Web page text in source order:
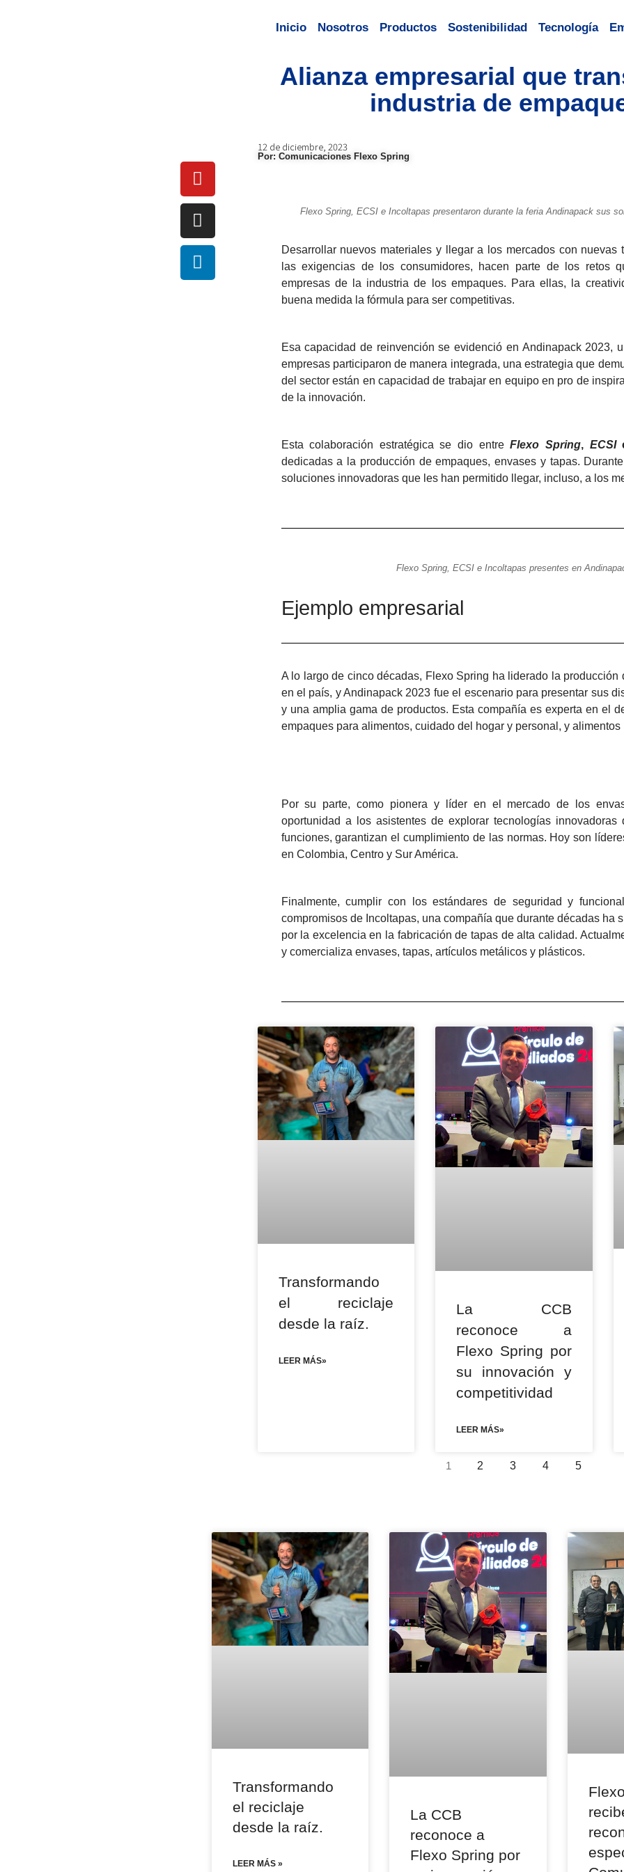
Inicio Nosotros Productos Sostenibilidad Tecnología
Alianza empresarial que
industria de
Por: Comunicaciones Flexo Spring
12 de diciembre, 2023
Flexo Spring, ECSI e Incoltapas presentaron durante la feria Andinapack sus
Desarrollar nuevos materiales y llegar a los mercados con nuevas
las exigencias de los consumidores, hacen parte de los retos
empresas de la industria de los empaques. Para ellas, la
buena medida la fórmula para ser competitivas.
Esa capacidad de reinvención se evidenció en Andinapack 2023,
empresas participaron de manera integrada, una estrategia que
del sector están en capacidad de trabajar en equipo en pro de
de la innovación.
Esta colaboración estratégica se dio entreFlexo Spring, ECSI
dedicadas a la producción de empaques, envases y tapas.
soluciones innovadoras que les han permitido llegar, incluso, a los
Flexo Spring, ECSI e Incoltapas presentes en
Ejemplo empresarial
A lo largo de cinco décadas, Flexo Spring ha liderado la producción
en el país, y Andinapack 2023 fue el escenario para presentar sus
y una amplia gama de productos. Esta compañía es experta en el
empaques para alimentos, cuidado del hogar y personal, y alimentos
Por su parte, como pionera y líder en el mercado de los
oportunidad a los asistentes de explorar tecnologías innovadoras
funciones, garantizan el cumplimiento de las normas. Hoy son
en Colombia, Centro y Sur América.
Finalmente, cumplir con los estándares de seguridad y
compromisos de Incoltapas, una compañía que durante décadas ha
por la excelencia en la fabricación de tapas de alta calidad.
y comercializa envases, tapas, artículos metálicos y plásticos.
Transformando
el reciclaje
desde la raíz.
LEER MÁS»
La CCB
reconoce a
Flexo Spring por
su innovación y
competitividad
LEER MÁS»
1 2 3 4 5
Transformando
el reciclaje
desde la raíz.
LEER MÁS »
La CCB
reconoce a
Flexo Spring por